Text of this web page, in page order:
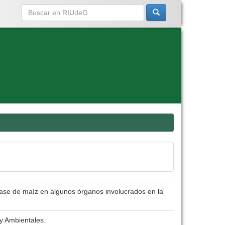
de maíz en algunos órganos involucrados en la
Ambientales.